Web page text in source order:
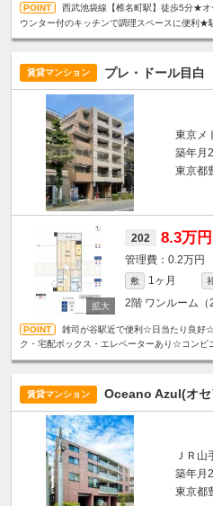
西武池袋線【椎名町駅】徒歩5分★
ウンター付のキッチンで調理スペースに便利★
賃貸マンション プレ・ドール目白
東京メ
築年月
東京都
202 8.3万円
0.2万円
敷 1ヶ月
2階 ワンルーム（
雑司が谷駅近で便利☆日当たり良好
ク・宅配ボックス・エレベーターあり☆コンビ
賃貸マンション Oceano Azul(オセ
ＪＲ山
築年月
東京都